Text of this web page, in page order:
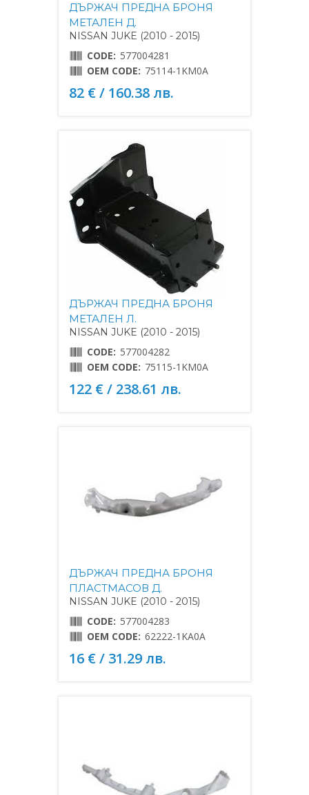
ДЪРЖАЧ ПРЕДНА БРОНЯ
МЕТАЛЕН Д.
NISSAN JUKE (2010 - 2015)
CODE: 577004281
OEM CODE: 75114-1KM0A
82 € / 160.38 лв.
ДЪРЖАЧ ПРЕДНА БРОНЯ
МЕТАЛЕН Л.
NISSAN JUKE (2010 - 2015)
CODE: 577004282
OEM CODE: 75115-1KM0A
122 € / 238.61 лв.
ДЪРЖАЧ ПРЕДНА БРОНЯ
ПЛАСТМАСОВ Д.
NISSAN JUKE (2010 - 2015)
CODE: 577004283
OEM CODE: 62222-1KA0A
16 € / 31.29 лв.